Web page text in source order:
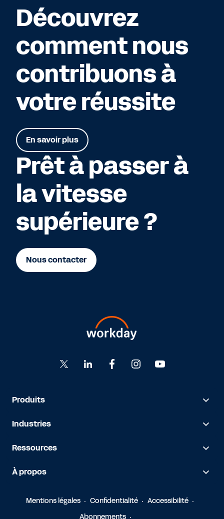
Découvrez
comment nous
contribuons à
votre réussite
En savoir plus
Prêt à passer à
la vitesse
supérieure ?
Nous contacter
Produits
Industries
Ressources
À propos
Mentions légales Confidentialité
Accessibilité
Abonnements